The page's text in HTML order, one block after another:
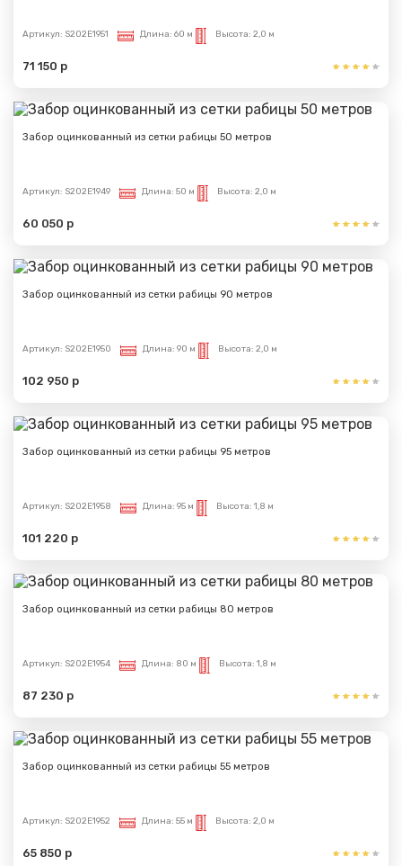
Артикул: S202E1951 Длина: 60 м Высота: 2,0 м
71 150 р
Забор оцинкованный из сетки рабицы 50 метров
Артикул: S202E1949 Длина: 50 м Высота: 2,0 м
60 050 р
Забор оцинкованный из сетки рабицы 90 метров
Артикул: S202E1950 Длина: 90 м Высота: 2,0 м
102 950 р
Забор оцинкованный из сетки рабицы 95 метров
Артикул: S202E1958 Длина: 95 м Высота: 1,8 м
101 220 р
Забор оцинкованный из сетки рабицы 80 метров
Артикул: S202E1954 Длина: 80 м Высота: 1,8 м
87 230 р
Забор оцинкованный из сетки рабицы 55 метров
Артикул: S202E1952 Длина: 55 м Высота: 2,0 м
65 850 р